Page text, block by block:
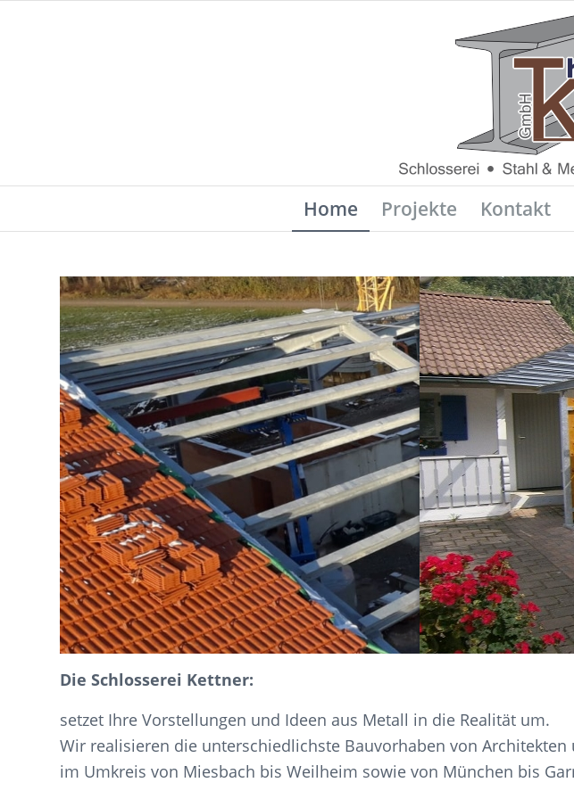
Home Projekte Kontakt
Die Schlosserei Kettner:
setzet Ihre Vorstellungen und Ideen aus Metall in die Realität um.
Wir realisieren die unterschiedlichste Bauvorhaben von Architekten
im Umkreis von Miesbach bis Weilheim sowie von München bis